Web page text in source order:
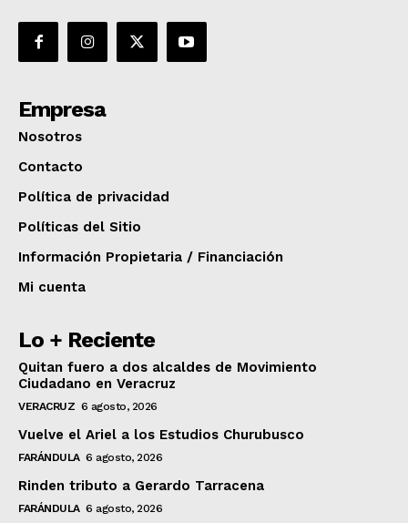
Empresa
Nosotros
Contacto
Política de privacidad
Políticas del Sitio
Información Propietaria / Financiación
Mi cuenta
Lo + Reciente
Quitan fuero a dos alcaldes de Movimiento
Ciudadano en Veracruz
VERACRUZ 6 agosto, 2026
Vuelve el Ariel a los Estudios Churubusco
FARÁNDULA 6 agosto, 2026
Rinden tributo a Gerardo Tarracena
FARÁNDULA 6 agosto, 2026